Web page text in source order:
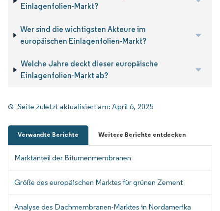
Einlagenfolien-Markt?
Wer sind die wichtigsten Akteure im
europäischen Einlagenfolien-Markt?
Welche Jahre deckt dieser europäische
Einlagenfolien-Markt ab?
Seite zuletzt aktualisiert am:April 6, 2025
Verwandte Berichte Weitere Berichte entdecken
Marktanteil der Bitumenmembranen
Größe des europäischen Marktes für grünen Zement
Analyse des Dachmembranen-Marktes in Nordamerika